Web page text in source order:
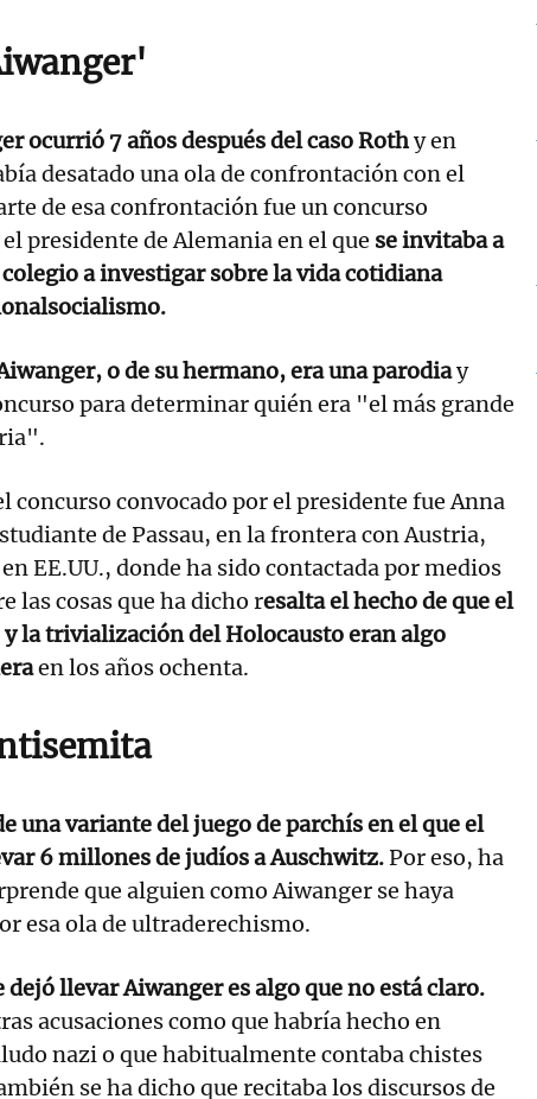
ocurrió 7 años después del caso Rothy en
desatado una ola de confrontación con el
de esa confrontación fue un concurso
presidente de Alemania en el que se invitaba a
a investigar sobre la vida cotidiana
o de su hermano, era una parodiay
para determinar quién era "el más grande
concurso convocado por el presidente fue Anna
de Passau, en la frontera con Austria,
EE.UU., donde ha sido contactada por medios
las cosas que ha dicho resalta el hecho de que el
la trivialización del Holocausto eran algo
en los años ochenta.
una variante del juego de parchís en el que el
6 millones de judíos a Auschwitz.Por eso, ha
que alguien como Aiwanger se haya
esa ola de ultraderechismo.
dejó llevar Aiwanger es algo que no está claro.
acusaciones como que habría hecho en
nazi o que habitualmente contaba chistes
se ha dicho que recitaba los discursos de